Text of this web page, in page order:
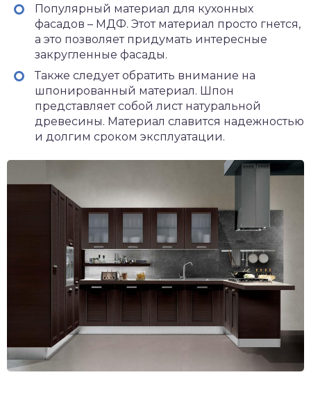
Популярный материал для кухонных
фасадов – МДФ. Этот материал просто гнется,
а это позволяет придумать интересные
закругленные фасады.
Также следует обратить внимание на
шпонированный материал. Шпон
представляет собой лист натуральной
древесины. Материал славится надежностью
и долгим сроком эксплуатации.